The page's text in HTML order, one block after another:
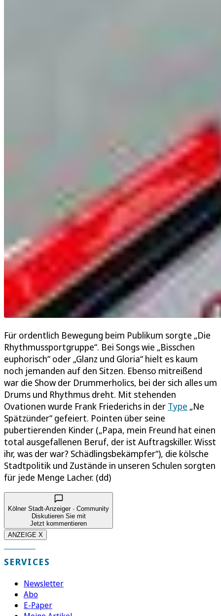
Für ordentlich Bewegung beim Publikum sorgte „Die
Rhythmussportgruppe“. Bei Songs wie „Bisschen
euphorisch“ oder „Glanz und Gloria“ hielt es kaum
noch jemanden auf den Sitzen. Ebenso mitreißend
war die Show der Drummerholics, bei der sich alles um
Drums und Rhythmus dreht. Mit stehenden
Ovationen wurde Frank Friederichs in der Type „Ne
Spätzünder“ gefeiert. Pointen über seine
pubertierenden Kinder („Papa, mein Freund hat einen
total ausgefallenen Beruf, der ist Auftragskiller. Wisst
ihr, was der war? Schädlingsbekämpfer“), die kölsche
Stadtpolitik und Zustände in unseren Schulen sorgten
für jede Menge Lacher. (dd)
Kölner Stadt-Anzeiger · Community
Diskutieren Sie mit
Jetzt kommentieren
ANZEIGE X
SERVICES
Newsletter
Abo
E-Paper